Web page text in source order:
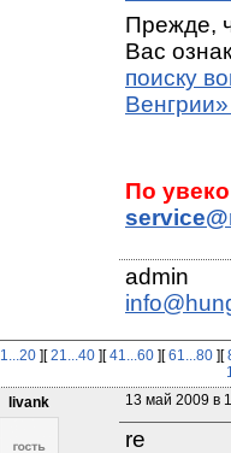
Прежде,
Вас
поиску
1...20][21...40][41...60][61...80][
livank
13 май 2009 в
re